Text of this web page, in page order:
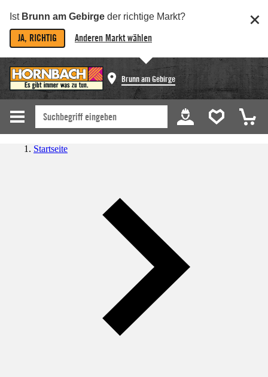
Ist Brunn am Gebirge der richtige Markt?
JA, RICHTIG Anderen Markt wählen
Brunn am Gebirge
Startseite